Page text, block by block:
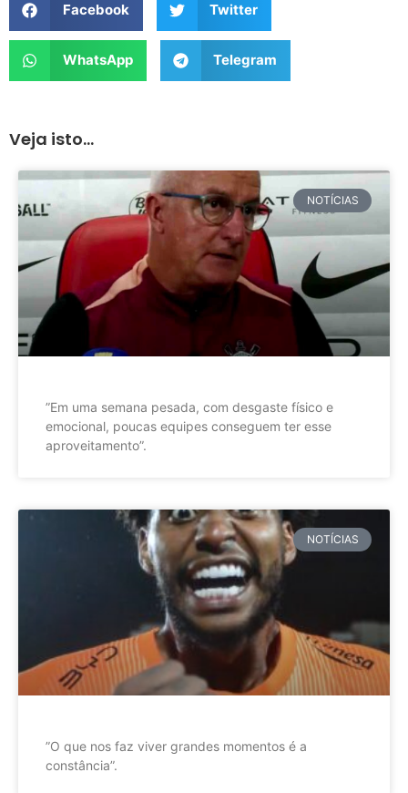
Facebook Twitter
WhatsApp Telegram
Veja isto...
NOTÍCIAS
”Em uma semana pesada, com desgaste físico e
emocional, poucas equipes conseguem ter esse
aproveitamento”.
NOTÍCIAS
”O que nos faz viver grandes momentos é a
constância”.